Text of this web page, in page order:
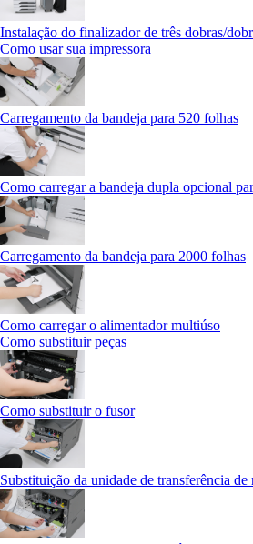
Instalação do finalizador de três dobras/
Como usar sua impressora
Carregamento da bandeja para 520 folhas
Como carregar a bandeja dupla opcional
Carregamento da bandeja para 2000 folhas
Como carregar o alimentador multiúso
Como substituir peças
Como substituir o fusor
Substituição da unidade de transferência de